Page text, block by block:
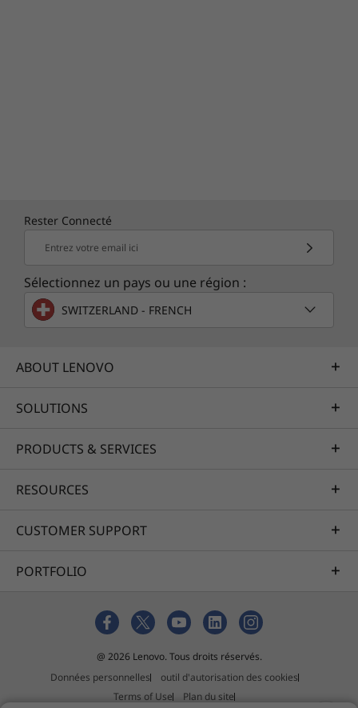
Rester Connecté
Entrez votre email ici
Sélectionnez un pays ou une région :
SWITZERLAND - FRENCH
ABOUT LENOVO
SOLUTIONS
PRODUCTS & SERVICES
RESOURCES
CUSTOMER SUPPORT
PORTFOLIO
@ 2026 Lenovo. Tous droits réservés.
Données personnelles
outil d'autorisation des cookies
Terms of Use
Plan du site